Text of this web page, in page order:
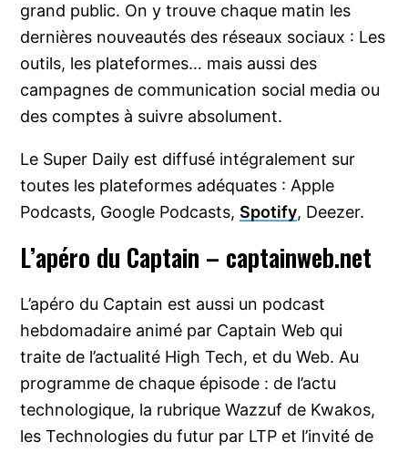
grand public. On y trouve chaque matin les
dernières nouveautés des réseaux sociaux : Les
outils, les plateformes… mais aussi des
campagnes de communication social media ou
des comptes à suivre absolument.
Le Super Daily est diffusé intégralement sur
toutes les plateformes adéquates : Apple
Podcasts, Google Podcasts, Spotify, Deezer.
L’apéro du Captain – captainweb.net
L’apéro du Captain est aussi un podcast
hebdomadaire animé par Captain Web qui
traite de l’actualité High Tech, et du Web. Au
programme de chaque épisode : de l’actu
technologique, la rubrique Wazzuf de Kwakos,
les Technologies du futur par LTP et l’invité de